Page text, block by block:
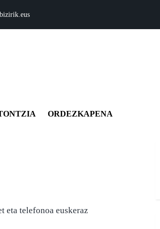
ORDEZKAPENA
eta telefonoa euskeraz